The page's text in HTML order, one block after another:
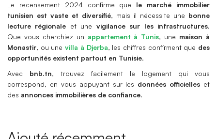
Le recensement 2024 confirme que le marché immobilier
tunisien est vaste et diversifié, mais il nécessite une bonne
lecture régionale et une vigilance sur les infrastructures.
Que vous cherchiez un appartement à Tunis, une maison à
Monastir, ou unevilla à Djerba, les chiffres confirment que des
opportunités existent partout en Tunisie.
Avec bnb.tn, trouvez facilement le logement qui vous
correspond, en vous appuyant sur les données officielles et
des annonces immobilières de confiance.